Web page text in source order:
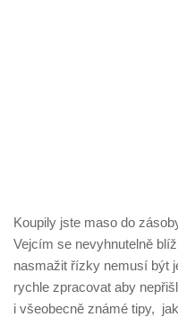
Koupily jste maso do
Vejcím se nevyhnutelně
nasmažit řízky nemusí být
rychle zpracovat aby
i všeobecně známé tipy,